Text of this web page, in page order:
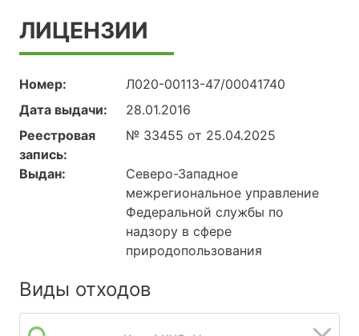
ЛИЦЕНЗИИ
Номер:
Л020-00113-47/00041740
Дата выдачи:
28.01.2016
Реестровая
запись:
№ 33455 от 25.04.2025
Выдан:
Северо-Западное
межрегиональное управление
Федеральной службы по
надзору в сфере
природопользования
Виды отходов